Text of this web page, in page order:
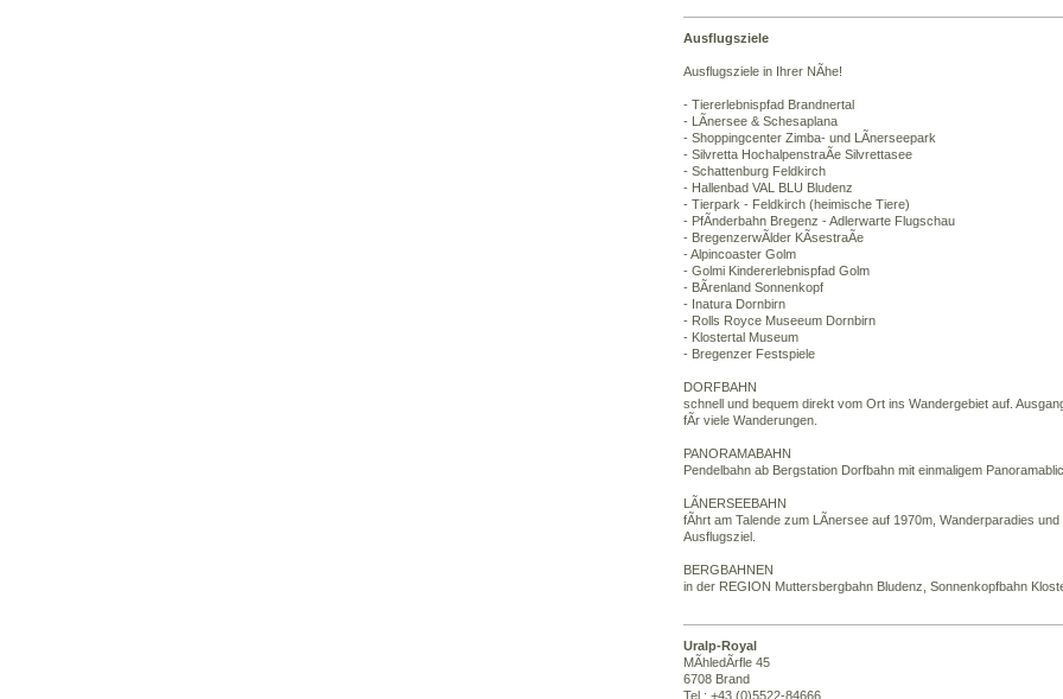
Ausflugsziele
Ausflugsziele in Ihrer NÃhe!
- Tiererlebnispfad Brandnertal
- LÃnersee & Schesaplana
- Shoppingcenter Zimba- und LÃnerseepark
- Silvretta HochalpenstraÃe Silvrettasee
- Schattenburg Feldkirch
- Hallenbad VAL BLU Bludenz
- Tierpark - Feldkirch (heimische Tiere)
- PfÃnderbahn Bregenz - Adlerwarte Flugschau
- BregenzerwÃlder KÃsestraÃe
- Alpincoaster Golm
- Golmi Kindererlebnispfad Golm
- BÃrenland Sonnenkopf
- Inatura Dornbirn
- Rolls Royce Museeum Dornbirn
- Klostertal Museum
- Bregenzer Festspiele
DORFBAHN
schnell und bequem direkt vom Ort ins Wandergebiet auf.
fÃr viele Wanderungen.
PANORAMABAHN
Pendelbahn ab Bergstation Dorfbahn mit einmaligem
LÃNERSEEBAHN
fÃhrt am Talende zum LÃnersee auf 1970m, Wanderparadies und
Ausflugsziel.
BERGBAHNEN
in der REGION Muttersbergbahn Bludenz, Sonnenkopfbahn
Uralp-Royal
MÃhledÃrfle 45
6708 Brand
Tel.: +43 (0)5522-84666